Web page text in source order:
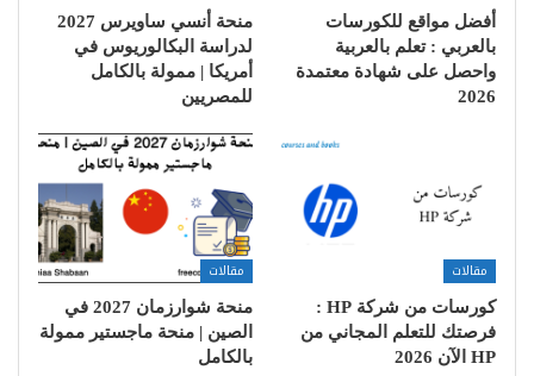
أفضل مواقع للكورسات
بالعربي : تعلم بالعربية
واحصل على شهادة معتمدة
2026
منحة أنسي ساويرس 2027
لدراسة البكالوريوس في
أمريكا | ممولة بالكامل
للمصريين
مقالات
كورسات من شركة HP :
فرصتك للتعلم المجاني من
HP الآن 2026
مقالات
منحة شوارزمان 2027 في
الصين | منحة ماجستير ممولة
بالكامل